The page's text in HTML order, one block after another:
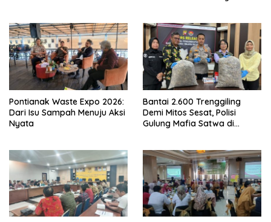
Pontianak Waste Expo 2026:
Dari Isu Sampah Menuju Aksi
Nyata
Bantai 2.600 Trenggiling
Demi Mitos Sesat, Polisi
Gulung Mafia Satwa di